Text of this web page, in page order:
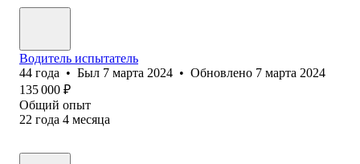
Водитель испытатель
44 года • Был 7 марта 2024 • Обновлено 7 марта 2024
135 000 ₽
Общий опыт
22 года 4 месяца